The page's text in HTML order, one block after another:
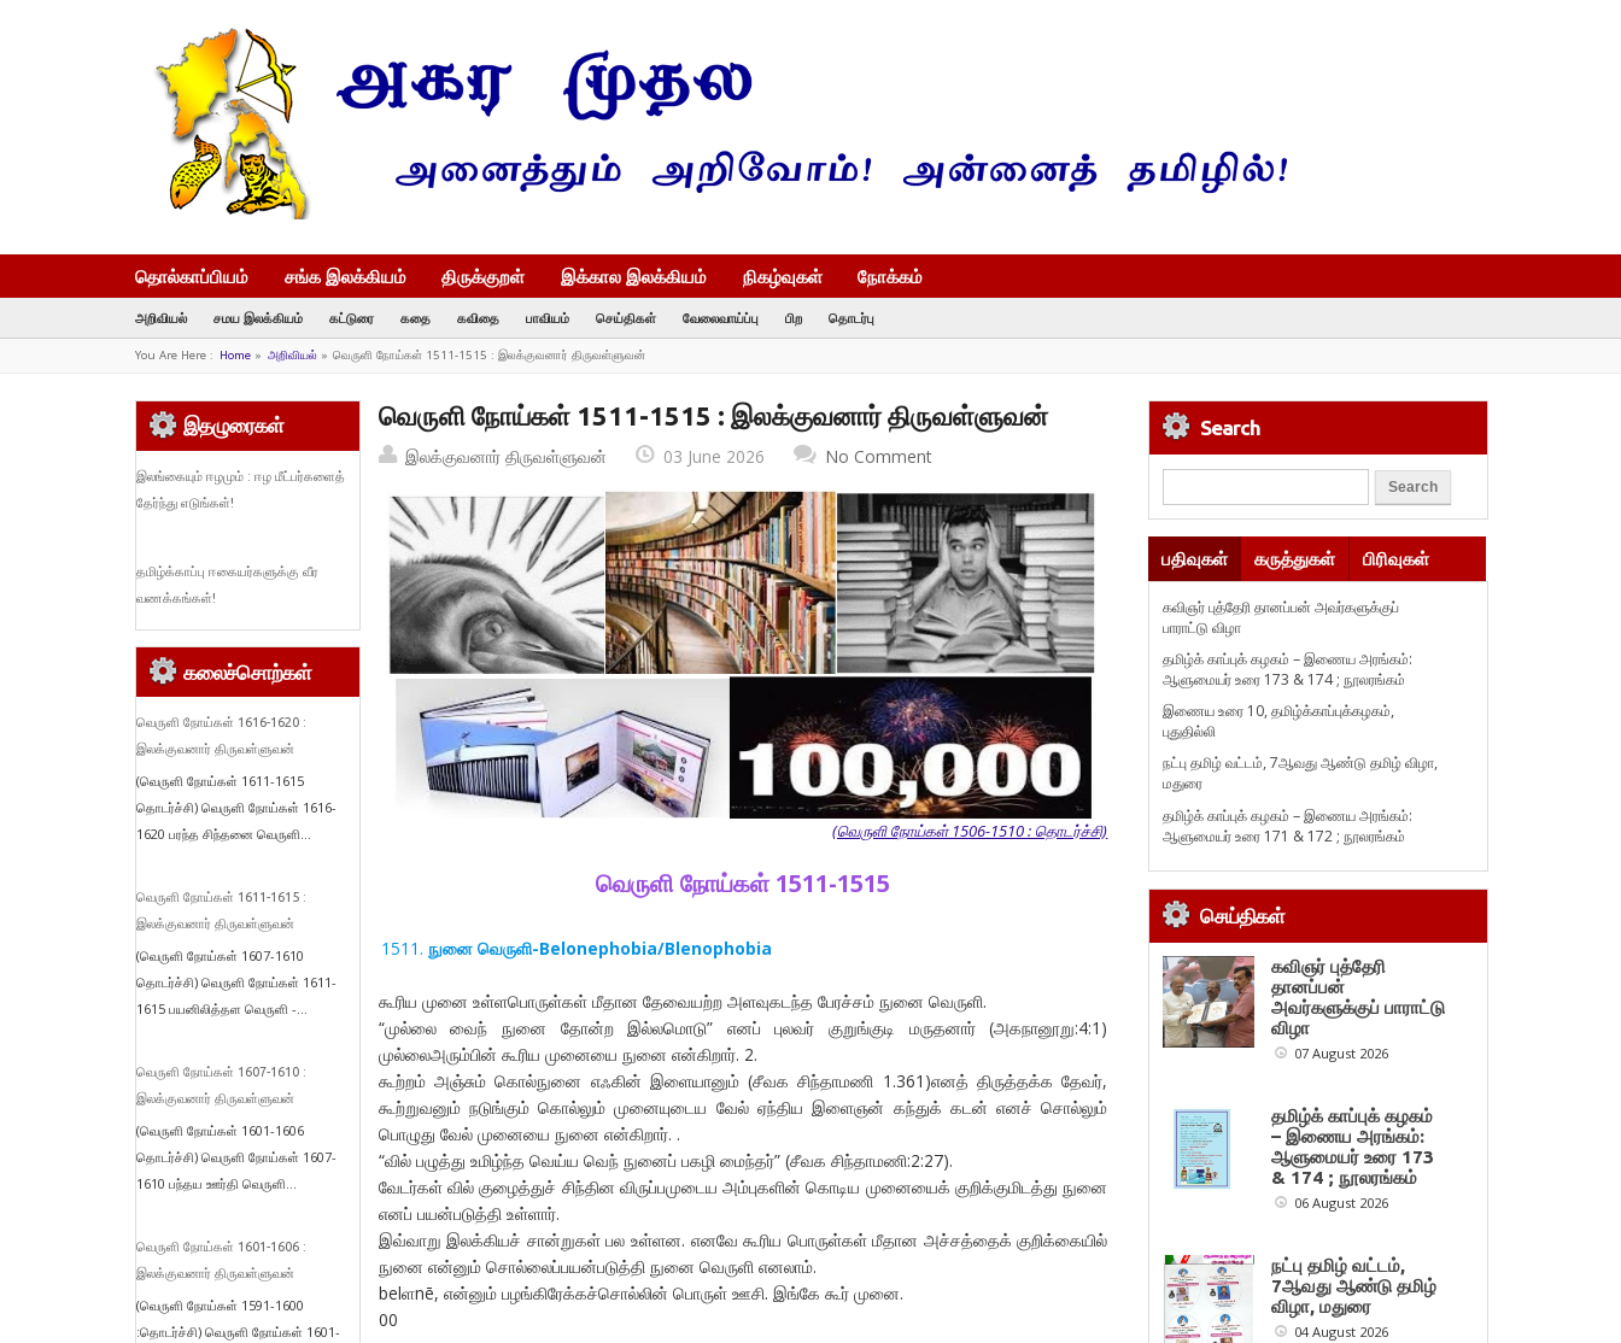
தொல்காப்பியம் சங்க இலக்கியம் திருக்குறள் இக்கால இலக்கியம் நிகழ்வுகள் நோக்கம்
அறிவியல் சமய இலக்கியம் கட்டுரை கதை கவிதை பாவியம் செய்திகள் வேலைவாய்ப்பு பிற தொடர்பு
You Are Here : Home» அறிவியல்» வெருளி நோய்கள் 1511-1515 : இலக்குவனார் திருவள்ளுவன்
வெருளி நோய்கள் 1511-1515 : இலக்குவனார் திருவள்ளுவன்
இலக்குவனார் திருவள்ளுவன் 03 June 2026 No Comment
(வெருளி நோய்கள் 1506-1510 : தொடர்ச்சி)
வெருளி நோய்கள் 1511-1515
நுனை வெருளி-Belonephobia/Blenophobia
கூரிய முனை உள்ளபொருள்கள் மீதான தேவையற்ற அளவுகடந்த பேரச்சம் நுனை வெருளி.
“முல்லை வைந் நுனை தோன்ற இல்லமொடு” எனப் புலவர் குறுங்குடி மருதனார் (அகநானூறு:4:1)
முல்லைஅரும்பின் கூரிய முனையை நுனை என்கிறார். 2.
கூற்றம் அஞ்சும் கொல்நுனை எஃகின் இளையானும் (சீவக சிந்தாமணி 1.361)எனத் திருத்தக்க தேவர்,
கூற்றுவனும் நடுங்கும் கொல்லும் முனையுடைய வேல் ஏந்திய இளைஞன் கந்துக் கடன் எனச் சொல்லும்
பொழுது வேல் முனையை நுனை என்கிறார். .
“வில் பழுத்து உமிழ்ந்த வெய்ய வெந் நுனைப் பகழி மைந்தர்” (சீவக சிந்தாமணி:2:27).
வேடர்கள் வில் குழைத்துச் சிந்தின விருப்பமுடைய அம்புகளின் கொடிய முனையைக் குறிக்குமிடத்து நுனை
எனப் பயன்படுத்தி உள்ளார்.
இவ்வாறு இலக்கியச் சான்றுகள் பல உள்ளன. எனவே கூரிய பொருள்கள் மீதான அச்சத்தைக் குறிக்கையில்
நுனை என்னும் சொல்லைப்பயன்படுத்தி நுனை வெருளி எனலாம்.
belளnē, என்னும் பழங்கிரேக்கச்சொல்லின் பொருள் ஊசி. இங்கே கூர் முனை.
00
இதழுரைகள்
இலங்கையும் ஈழமும் : ஈழ மீட்பர்களைத்
தேர்ந்து எடுங்கள்!
தமிழ்க்காப்பு ஈகையர்களுக்கு வீர
வணக்கங்கள்!
கலைச்சொற்கள்
வெருளி நோய்கள் 1616-1620 :
இலக்குவனார் திருவள்ளுவன்
(வெருளி நோய்கள் 1611-1615
தொடர்ச்சி) வெருளி நோய்கள் 1616-
1620 பரந்த சிந்தனை வெருளி...
வெருளி நோய்கள் 1611-1615 :
இலக்குவனார் திருவள்ளுவன்
(வெருளி நோய்கள் 1607-1610
தொடர்ச்சி) வெருளி நோய்கள் 1611-
1615 பயனிலித்தள வெருளி -...
வெருளி நோய்கள் 1607-1610 :
இலக்குவனார் திருவள்ளுவன்
(வெருளி நோய்கள் 1601-1606
தொடர்ச்சி) வெருளி நோய்கள் 1607-
1610 பந்தய ஊர்தி வெருளி...
வெருளி நோய்கள் 1601-1606 :
இலக்குவனார் திருவள்ளுவன்
(வெருளி நோய்கள் 1591-1600
:தொடர்ச்சி) வெருளி நோய்கள் 1601-
Search
பதிவுகள் கருத்துகள் பிரிவுகள்
கவிஞர் புத்தேரி தானப்பன் அவர்களுக்குப்
பாராட்டு விழா
தமிழ்க் காப்புக் கழகம் – இணைய அரங்கம்:
ஆளுமையர் உரை 173 & 174 ; நூலரங்கம்
இணைய உரை 10, தமிழ்க்காப்புக்கழகம்,
புதுதில்லி
நட்பு தமிழ் வட்டம், 7ஆவது ஆண்டு தமிழ் விழா,
மதுரை
தமிழ்க் காப்புக் கழகம் – இணைய அரங்கம்:
ஆளுமையர் உரை 171 & 172 ; நூலரங்கம்
செய்திகள்
கவிஞர் புத்தேரி
தானப்பன்
அவர்களுக்குப் பாராட்டு
விழா
07 August 2026
தமிழ்க் காப்புக் கழகம்
– இணைய அரங்கம்:
ஆளுமையர் உரை 173
& 174 ; நூலரங்கம்
06 August 2026
நட்பு தமிழ் வட்டம்,
7ஆவது ஆண்டு தமிழ்
விழா, மதுரை
04 August 2026